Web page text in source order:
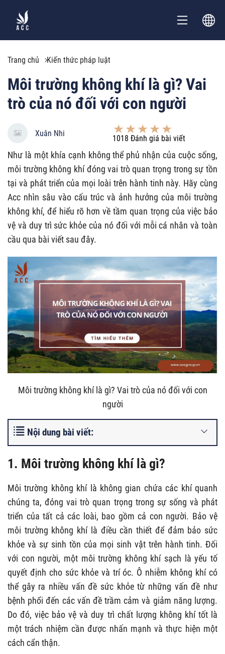
Trang chủ Kiến thức pháp luật
Môi trường không khí là gì? Vai
trò của nó đối với con người
Xuân Nhi
1018 Đánh giá bài viết
Như là một khía cạnh không thể phủ nhận của cuộc sống,
môi trường không khí đóng vai trò quan trọng trong sự tồn
tại và phát triển của mọi loài trên hành tinh này. Hãy cùng
Acc nhìn sâu vào cấu trúc và ảnh hưởng của môi trường
không khí, để hiểu rõ hơn về tầm quan trọng của việc bảo
vệ và duy trì sức khỏe của nó đối với mỗi cá nhân và toàn
cầu qua bài viết sau đây.
Môi trường không khí là gì? Vai trò của nó đối với con
người
Nội dung bài viết:
1. Môi trường không khí là gì?
Môi trường không khí là không gian chứa các khí quanh
chúng ta, đóng vai trò quan trọng trong sự sống và phát
triển của tất cả các loài, bao gồm cả con người. Bảo vệ
môi trường không khí là điều cần thiết để đảm bảo sức
khỏe và sự sinh tồn của mọi sinh vật trên hành tinh. Đối
với con người, một môi trường không khí sạch là yếu tố
quyết định cho sức khỏe và trí óc. Ô nhiễm không khí có
thể gây ra nhiều vấn đề sức khỏe từ những vấn đề như
bệnh phổi đến các vấn đề trầm cảm và giảm năng lượng.
Do đó, việc bảo vệ và duy trì chất lượng không khí tốt là
một trách nhiệm cần được nhấn mạnh và thực hiện một
cách cẩn thận.